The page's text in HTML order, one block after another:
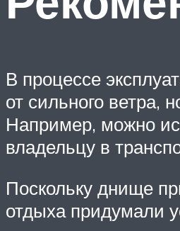
В процессе
от сильного ветра,
Например, можно
владельцу в
Поскольку днище
отдыха придумали